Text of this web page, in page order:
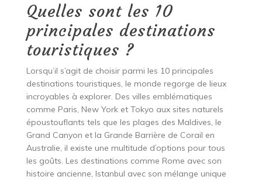
Quelles sont les 10
principales destinations
touristiques ?
Lorsqu’il s’agit de choisir parmi les 10 principales
destinations touristiques, le monde regorge de lieux
incroyables à explorer. Des villes emblématiques
comme Paris, New York et Tokyo aux sites naturels
époustouflants tels que les plages des Maldives, le
Grand Canyon et la Grande Barrière de Corail en
Australie, il existe une multitude d’options pour tous
les goûts. Les destinations comme Rome avec son
histoire ancienne, Istanbul avec son mélange unique